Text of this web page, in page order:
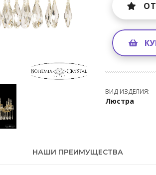
ВИД ИЗДЕЛИЯ:
Люстра
НАШИ ПРЕИМУЩЕСТВА